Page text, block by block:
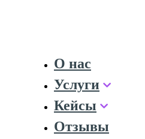
О нас
Услуги
Кейсы
Отзывы